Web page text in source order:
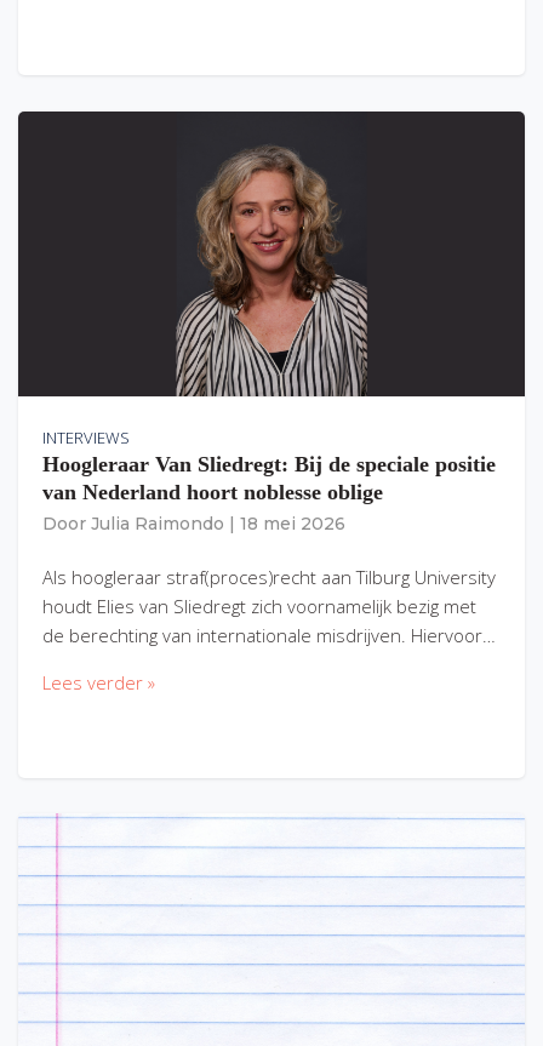
INTERVIEWS
Hoogleraar Van Sliedregt: Bij de speciale positie
van Nederland hoort noblesse oblige
Door Julia Raimondo 18 mei 2026
Als hoogleraar straf(proces)recht aan Tilburg University
houdt Elies van Sliedregt zich voornamelijk bezig met
de berechting van internationale misdrijven. Hiervoor…
Lees verder »